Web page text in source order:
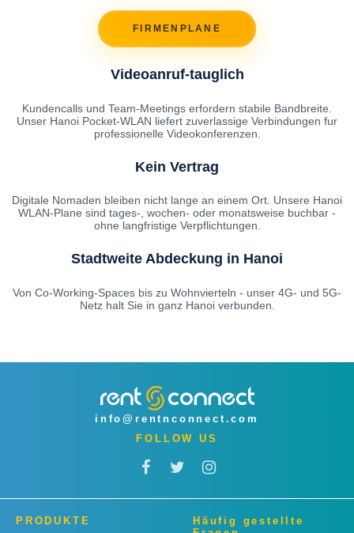
FIRMENPLANE
Videoanruf-tauglich
Kundencalls und Team-Meetings erfordern stabile Bandbreite.
Unser Hanoi Pocket-WLAN liefert zuverlassige Verbindungen fur
professionelle Videokonferenzen.
Kein Vertrag
Digitale Nomaden bleiben nicht lange an einem Ort. Unsere Hanoi
WLAN-Plane sind tages-, wochen- oder monatsweise buchbar -
ohne langfristige Verpflichtungen.
Stadtweite Abdeckung in Hanoi
Von Co-Working-Spaces bis zu Wohnvierteln - unser 4G- und 5G-
Netz halt Sie in ganz Hanoi verbunden.
info@rentnconnect.com
FOLLOW US
PRODUKTE
Häufig gestellte